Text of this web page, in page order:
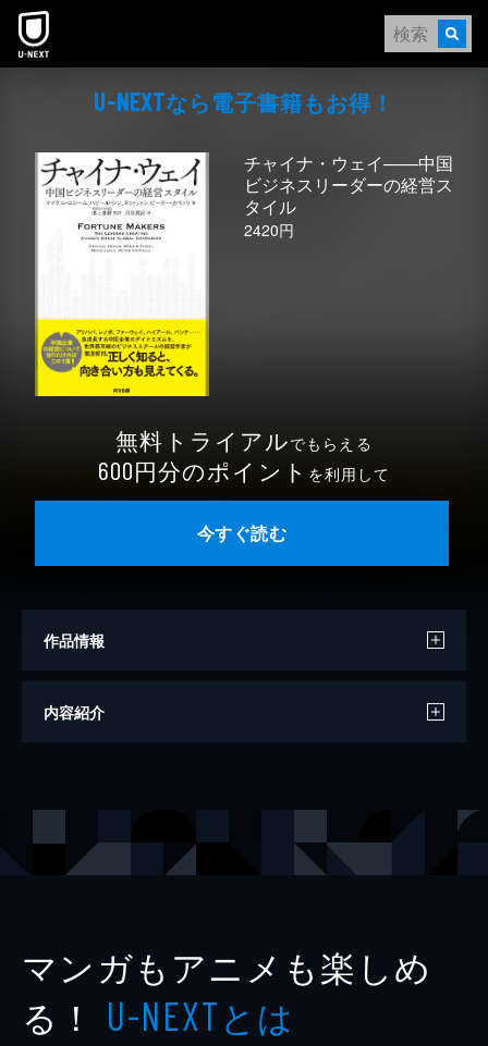
本文へスキップ
U-NEXTなら電⼦書籍もお得！
チャイナ・ウェイ――中国
ビジネスリーダーの経営ス
タイル
2420円
無料トライアルでもらえる
600円分のポイント を利用して
今すぐ読む
作品情報
著者
池上重輔
内容紹介
マンガもアニメも楽しめ
る！ U-NEXTとは